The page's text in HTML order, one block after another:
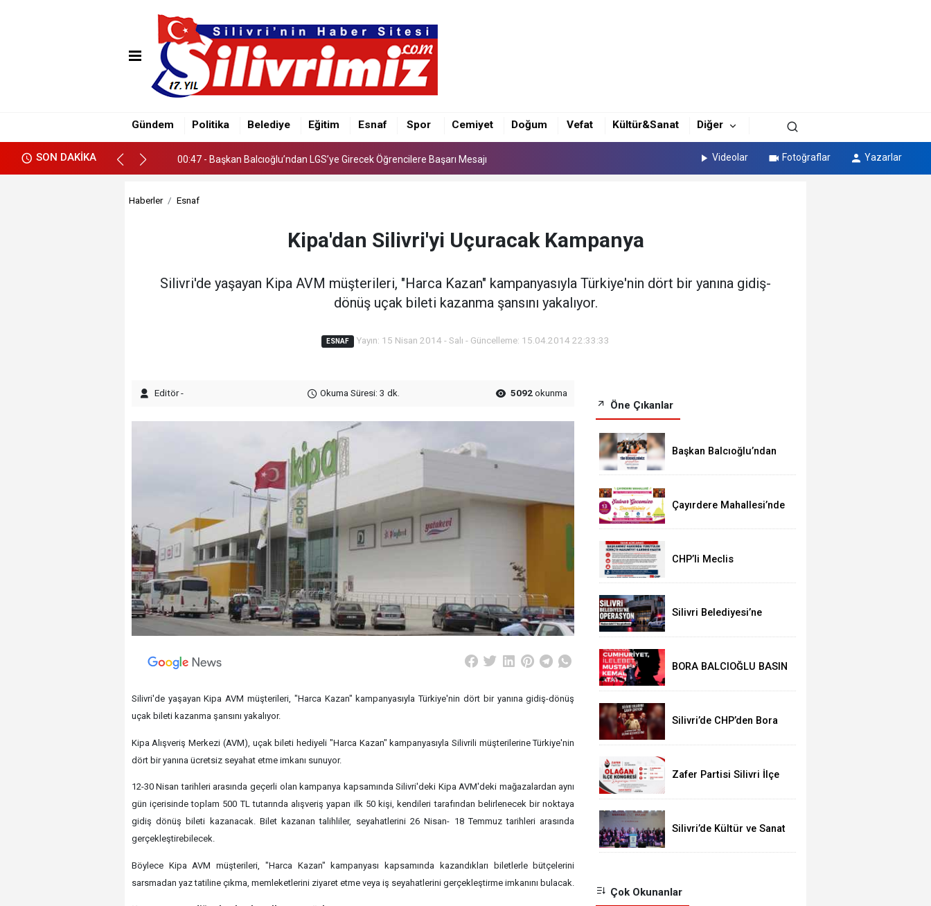
Gündem Politika Belediye Eğitim Esnaf Spor Cemiyet Doğum Vefat Kültür&Sanat Diğer
SON DAKİKA
00:38 - Çayırdere Mahallesi’nde İlk Kez “Şalvar Gecesi” Düzenlenecek
00:38 - Çayırdere Mahallesi’nde İlk Kez “Şalvar Gecesi” Düzenlenecek
00:47 - Başkan Balcıoğlu’ndan LGS’ye Girecek Öğrencilere Başarı Mesajı Videolar Fotoğraflar Yazarlar
Haberler Esnaf
Kipa'dan Silivri'yi Uçuracak Kampanya
Silivri'de yaşayan Kipa AVM müşterileri, "Harca Kazan" kampanyasıyla Türkiye'nin dört bir yanına gidiş-
dönüş uçak bileti kazanma şansını yakalıyor.
ESNAF Yayın: 15 Nisan 2014 - Salı - Güncelleme: 15.04.2014 22:33:33
Editör - Okuma Süresi: 3 dk. 5092okunma
Silivri'de yaşayan Kipa AVM müşterileri, "Harca Kazan" kampanyasıyla Türkiye'nin dört bir yanına gidiş-dönüş
uçak bileti kazanma şansını yakalıyor.
Kipa Alışveriş Merkezi (AVM), uçak bileti hediyeli "Harca Kazan" kampanyasıyla Silivrili müşterilerine Türkiye'nin
dört bir yanına ücretsiz seyahat etme imkanı sunuyor.
12-30 Nisan tarihleri arasında geçerli olan kampanya kapsamında Silivri'deki Kipa AVM'deki mağazalardan aynı
gün içerisinde toplam 500 TL tutarında alışveriş yapan ilk 50 kişi, kendileri tarafından belirlenecek bir noktaya
gidiş dönüş bileti kazanacak. Bilet kazanan talihliler, seyahatlerini 26 Nisan- 18 Temmuz tarihleri arasında
gerçekleştirebilecek.
Böylece Kipa AVM müşterileri, "Harca Kazan" kampanyası kapsamında kazandıkları biletlerle bütçelerini
sarsmadan yaz tatiline çıkma, memleketlerini ziyaret etme veya iş seyahatlerini gerçekleştirme imkanını bulacak.
Öne Çıkanlar
Başkan Balcıoğlu’ndan
Öğrencilere Başarı
Çayırdere Mahallesi’nde
Düzenlenecek
CHP’li Meclis
Açıklaması: “Masumiyet
Silivri Belediyesi’ne
Balcıoğlu Dahil 17 Kişi
BORA BALCIOĞLU BASIN
Silivri’de CHP’den Bora
Çağrısı
Zafer Partisi Silivri İlçe
Oldu
Silivri’de Kültür ve Sanat
Örnek Bir Kent Olacağız”
Çok Okunanlar